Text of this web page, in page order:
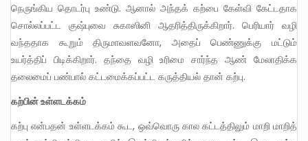
நெருங்கிய தொடர்பு உண்டு. ஆனால் அந்தக் கற்பை கேள்வி கேட்டதாக
சொல்லப்பட்ட குஷ்புவை சுகாஸினி ஆதரித்திருக்கிறார். பெரியார் வழி
வந்ததாக கூறும் திருமாவளவனோ, அதைப் பெண்ணுக்கு மட்டும்
உயர்த்திப் பிடிக்கிறார். தந்தை வழி உரிமை சார்ந்த ஆண் மேலாதிக்க
தலைமைப் பண்பால் கட்டமைக்கப்பட்ட கருத்தியல் தான் கற்பு.
கற்பின் உள்ளடக்கம்
கற்பு என்பதன் உள்ளடக்கம் கூட, ஒவ்வொரு கால கட்டத்திலும் மாறி மாறித்